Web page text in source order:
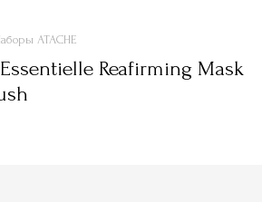
ATACHE
Reafirming Mask